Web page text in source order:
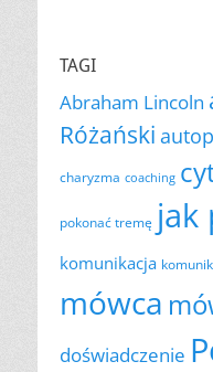
TAGI
Abraham Lincoln
Różański
charyzma coaching
pokonać tremę jak
komunikacja
mówca
doświadczenie